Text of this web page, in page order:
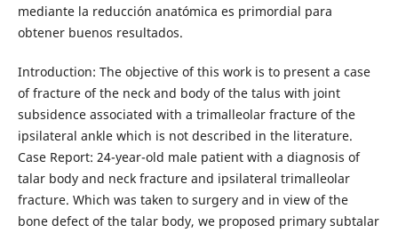
mediante la reducción anatómica es primordial para
obtener buenos resultados.
Introduction: The objective of this work is to present a case
of fracture of the neck and body of the talus with joint
subsidence associated with a trimalleolar fracture of the
ipsilateral ankle which is not described in the literature.
Case Report: 24-year-old male patient with a diagnosis of
talar body and neck fracture and ipsilateral trimalleolar
fracture. Which was taken to surgery and in view of the
bone defect of the talar body, we proposed primary subtalar